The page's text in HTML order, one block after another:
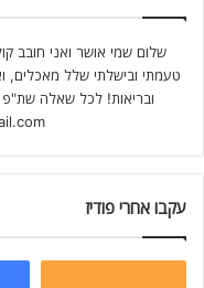
שלום שמי אושר ואני חובב
טעמתי ובישלתי שלל מאכלים,
ובריאות! לכל שאלה שת"פ
עקבו אחרי פודיז